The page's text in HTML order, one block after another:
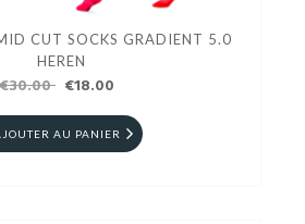
CUT SOCKS GRADIENT 5.0
HEREN
€30.00 €18.00
AU PANIER